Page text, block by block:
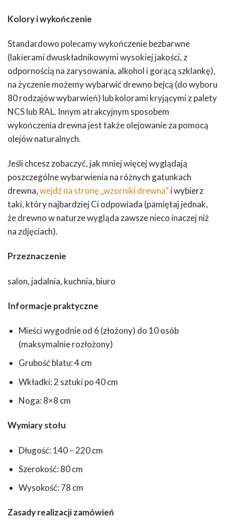
Kolory i wykończenie
Standardowo polecamy wykończenie bezbarwne
(lakierami dwuskładnikowymi wysokiej jakości, z
odpornością na zarysowania, alkohol i gorącą szklankę),
na życzenie możemy wybarwić drewno bejcą (do wyboru
80 rodzajów wybarwień) lub kolorami kryjącymi z palety
NCS lub RAL. Innym atrakcyjnym sposobem
wykończenia drewna jest także olejowanie za pomocą
olejów naturalnych.
Jeśli chcesz zobaczyć, jak mniej więcej wyglądają
poszczególne wybarwienia na różnych gatunkach
drewna,wejdź na stronę „wzorniki drewna” i wybierz
taki, który najbardziej Ci odpowiada (pamiętaj jednak,
że drewno w naturze wygląda zawsze nieco inaczej niż
na zdjęciach).
Przeznaczenie
salon, jadalnia, kuchnia, biuro
Informacje praktyczne
Mieści wygodnie od 6 (złożony) do 10 osób
(maksymalnie rozłożony)
Grubość blatu: 4 cm
Wkładki: 2 sztuki po 40 cm
Noga: 8×8 cm
Wymiary stołu
Długość: 140 – 220 cm
Szerokość: 80 cm
Wysokość: 78 cm
Zasady realizacji zamówień